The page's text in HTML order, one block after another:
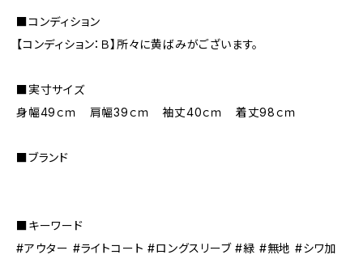
■コンディション
【コンディション：Ｂ】所々に黄ばみがございます。
■実寸サイズ
身幅49ｃｍ 肩幅39ｃｍ 袖丈40ｃｍ 着丈98ｃｍ
■ブランド
■キーワード
#アウター #ライトコート #ロングスリーブ #緑 #無地 #シワ加